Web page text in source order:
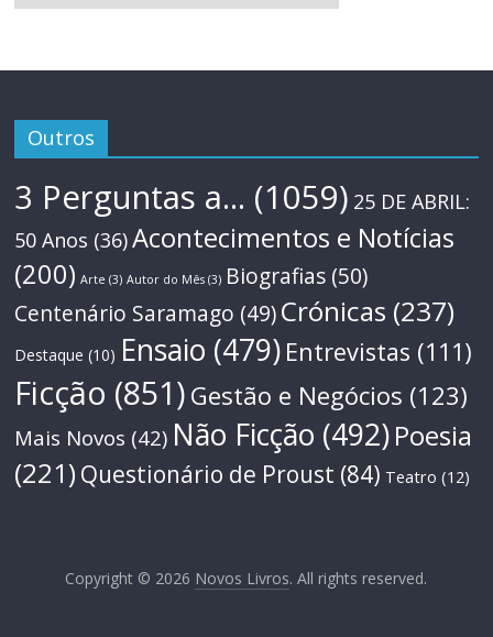
Outros
3 Perguntas a... (1059) 25 DE ABRIL:
50 Anos (36)Acontecimentos e Notícias
(200) Arte (3) Autor do Mês (3) Biografias (50)
Centenário Saramago (49)Crónicas (237)
Destaque (10) Ensaio (479) Entrevistas (111)
Ficção (851) Gestão e Negócios (123)
Mais Novos (42) Não Ficção (492)Poesia
(221) Questionário de Proust (84) Teatro (12)
Copyright © 2026 Novos Livros. All rights reserved.